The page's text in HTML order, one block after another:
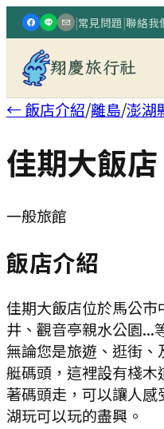
|常見問題|聯絡我
翔慶旅行社
← 飯店介紹/離島/澎湖
佳期大飯店
一般旅館
飯店介紹
佳期大飯店位於馬公
井、觀音亭親水公園...
無論您是旅遊、逛街
艇碼頭，這裡設有棧
著碼頭走，可以讓人
湖玩可以玩的盡興。